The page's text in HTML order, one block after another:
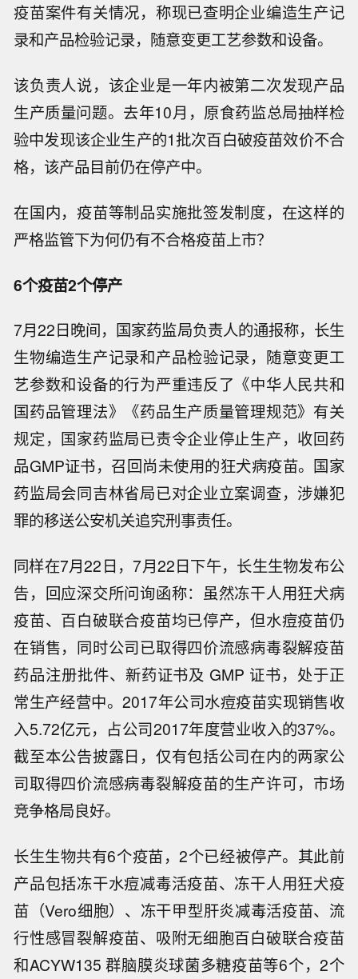
疫苗案件有关情况，称现已查明企业编造生产记
录和产品检验记录，随意变更工艺参数和设备。
该负责人说，该企业是一年内被第二次发现产品
生产质量问题。去年10月，原食药监总局抽样检
验中发现该企业生产的1批次百白破疫苗效价不合
格，该产品目前仍在停产中。
在国内，疫苗等制品实施批签发制度，在这样的
严格监管下为何仍有不合格疫苗上市？
6个疫苗2个停产
7月22日晚间，国家药监局负责人的通报称，长生
生物编造生产记录和产品检验记录，随意变更工
艺参数和设备的行为严重违反了《中华人民共和
国药品管理法》《药品生产质量管理规范》有关
规定，国家药监局已责令企业停止生产，收回药
品GMP证书，召回尚未使用的狂犬病疫苗。国家
药监局会同吉林省局已对企业立案调查，涉嫌犯
罪的移送公安机关追究刑事责任。
同样在7月22日，7月22日下午，长生生物发布公
告，回应深交所问询函称：虽然冻干人用狂犬病
疫苗、百白破联合疫苗均已停产，但水痘疫苗仍
在销售，同时公司已取得四价流感病毒裂解疫苗
药品注册批件、新药证书及 GMP 证书，处于正
常生产经营中。2017年公司水痘疫苗实现销售收
入5.72亿元，占公司2017年度营业收入的37%。
截至本公告披露日，仅有包括公司在内的两家公
司取得四价流感病毒裂解疫苗的生产许可，市场
竞争格局良好。
长生生物共有6个疫苗，2个已经被停产。其此前
产品包括冻干水痘减毒活疫苗、冻干人用狂犬疫
苗（Vero细胞）、冻干甲型肝炎减毒活疫苗、流
行性感冒裂解疫苗、吸附无细胞百白破联合疫苗
和ACYW135 群脑膜炎球菌多糖疫苗等6个，2个